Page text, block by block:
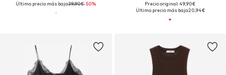
Último precio más bajo:39,90€-50%
Precio original: 49,90€
Último precio más bajo:20,94€